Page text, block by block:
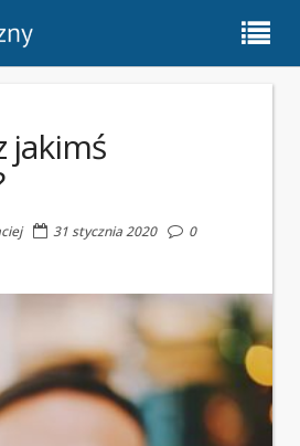
jakimś
31 stycznia 2020 0